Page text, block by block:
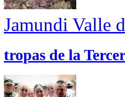
Jamundi Valle
tropas de la